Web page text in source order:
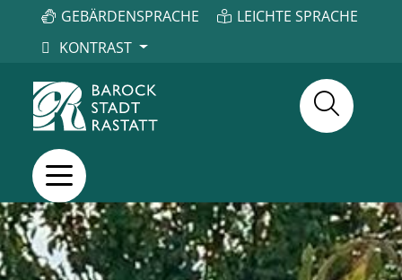
GEBÄRDENSPRACHE
LEICHTE SPRACHE
KONTRAST